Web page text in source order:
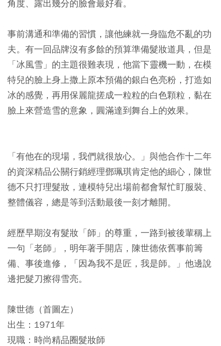
角度、露出幾分的臉會最好看。
事前溝通和準備的習慣，讓他練就一身臨危不亂的功
夫。有一回品牌沒有多餘的預算準備髮妝道具，但是
「冰風雪」的主題很難表現，他當下靈機一動，在模
特兒的臉上身上撒上原本預備的銀白色亮粉，打造如
冰的感覺，再用保麗龍搓成一粒粒的白色顆粒，黏在
臉上來營造雪的意象，圓滿達到舞台上的效果。
「有他在的現場，我們就很放心。」與他合作十二年
的資深精品公關行銷經理鄧珮琪肯定他的細心，陳世
德不只打理髮妝，連模特兒出場前都會幫忙盯服裝、
整體儀容，總是等到活動最後一刻才離開。
經歷早期沒有髮妝「師」的尊重，一路到被後輩稱上
一句「老師」，明年著手開店，陳世德依舊事前籌
備、事後進修，「因為我不是匠，我是師。」他邊說
邊把髮刀擦得雪亮。
陳世德 （首圖左）
出生：1971年
現職：時尚精品圈髮妝師